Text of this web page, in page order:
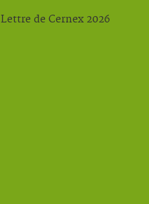
Lettre de Cernex 2026